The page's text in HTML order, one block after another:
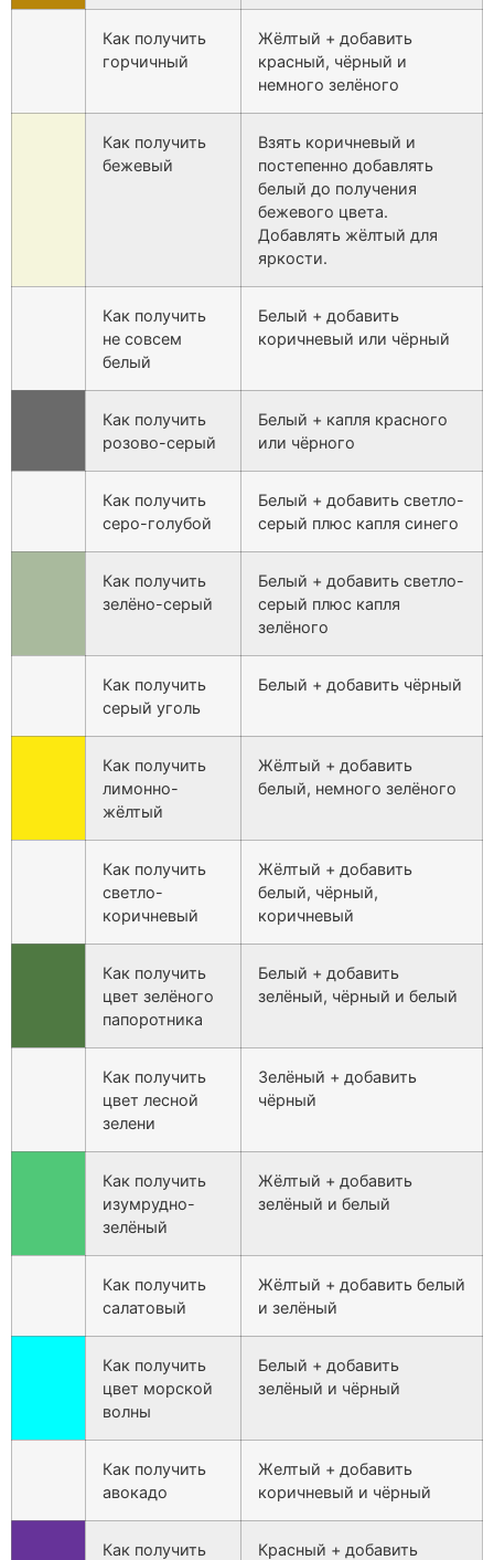
Как получить
горчичный
Жёлтый + добавить
красный, чёрный и
немного зелёного
Как получить
бежевый
Взять коричневый и
постепенно добавлять
белый до получения
бежевого цвета.
Добавлять жёлтый для
яркости.
Как получить
не совсем
белый
Белый + добавить
коричневый или чёрный
Как получить
розово-серый
Белый + капля красного
или чёрного
Как получить
серо-голубой
Белый + добавить светло-
серый плюс капля синего
Как получить
зелёно-серый
Белый + добавить светло-
серый плюс капля
зелёного
Как получить
серый уголь
Белый + добавить чёрный
Как получить
лимонно-
жёлтый
Жёлтый + добавить
белый, немного зелёного
Как получить
светло-
коричневый
Жёлтый + добавить
белый, чёрный,
коричневый
Как получить
цвет зелёного
папоротника
Белый + добавить
зелёный, чёрный и белый
Как получить
цвет лесной
зелени
Зелёный + добавить
чёрный
Как получить
изумрудно-
зелёный
Жёлтый + добавить
зелёный и белый
Как получить
салатовый
Жёлтый + добавить белый
и зелёный
Как получить
цвет морской
волны
Белый + добавить
зелёный и чёрный
Как получить
авокадо
Желтый + добавить
коричневый и чёрный
Как получить
Красный + добавить